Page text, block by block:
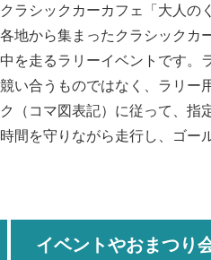
クラシックカーカフェ「大人の
各地から集まったクラシックカ
中を走るラリーイベントです。
競い合うものではなく、ラリー
ク（コマ図表記）に従って、指
時間を守りながら走行し、ゴー
イベントやおまつり